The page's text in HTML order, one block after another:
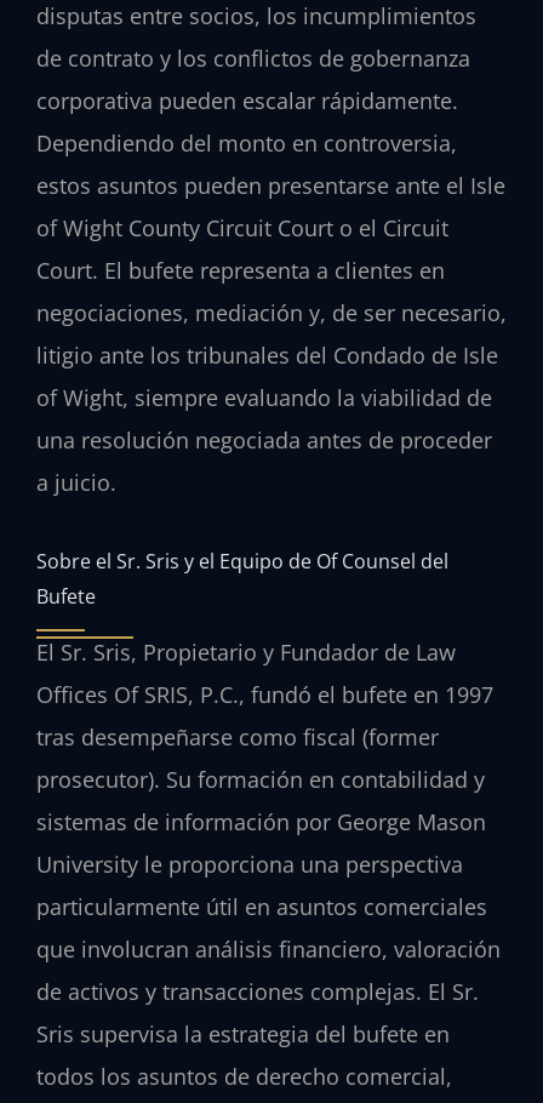
disputas entre socios, los incumplimientos
de contrato y los conflictos de gobernanza
corporativa pueden escalar rápidamente.
Dependiendo del monto en controversia,
estos asuntos pueden presentarse ante el Isle
of Wight County Circuit Court o el Circuit
Court. El bufete representa a clientes en
negociaciones, mediación y, de ser necesario,
litigio ante los tribunales del Condado de Isle
of Wight, siempre evaluando la viabilidad de
una resolución negociada antes de proceder
a juicio.
Sobre el Sr. Sris y el Equipo de Of Counsel del
Bufete
El Sr. Sris, Propietario y Fundador de Law
Offices Of SRIS, P.C., fundó el bufete en 1997
tras desempeñarse como fiscal (former
prosecutor). Su formación en contabilidad y
sistemas de información por George Mason
University le proporciona una perspectiva
particularmente útil en asuntos comerciales
que involucran análisis financiero, valoración
de activos y transacciones complejas. El Sr.
Sris supervisa la estrategia del bufete en
todos los asuntos de derecho comercial,